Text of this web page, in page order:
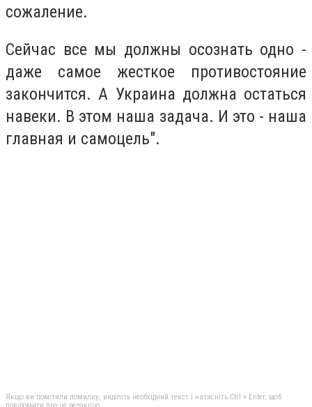
сожаление.
Сейчас все мы должны осознать одно -
даже самое жесткое противостояние
закончится. А Украина должна остаться
навеки. В этом наша задача. И это - наша
главная и самоцель".
Якщо ви помітили помилку, виділіть необхідний текст і натисніть Ctrl + Enter, щоб
повідомити про це редакцію